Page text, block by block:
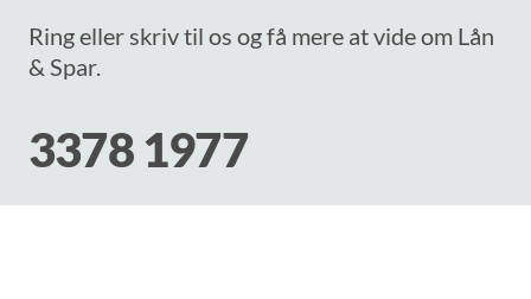
Ring eller skriv til os og få mere at vide om Lån
& Spar.
3378 1977